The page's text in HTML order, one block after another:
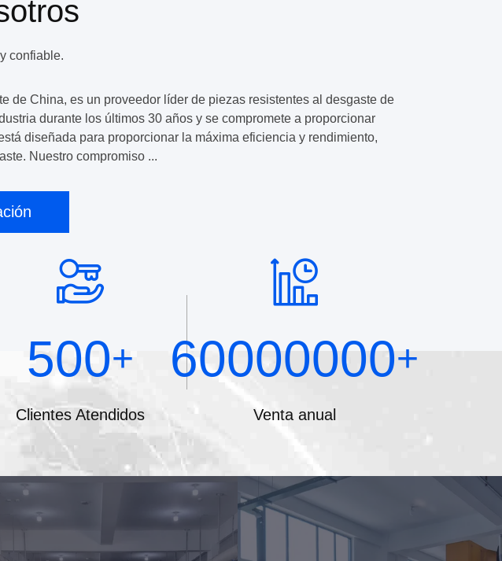
confiable.
de China, es un proveedor líder de piezas resistentes al desgaste de
durante los últimos 30 años y se compromete a proporcionar
diseñada para proporcionar la máxima eficiencia y rendimiento,
Nuestro compromiso ...
500+
Clientes Atendidos
60000000+
Venta anual